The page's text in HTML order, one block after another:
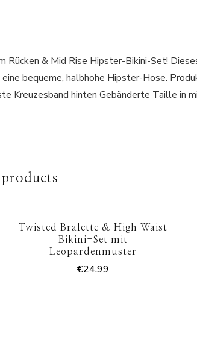
& Mid Rise Hipster-Bikini-Set!
bequeme, halbhohe Hipster-Hose.
Kreuzesband hinten Gebänderte Taille
Twisted Bralette & High Waist
Bikini-Set mit
Leopardenmuster
€24.99